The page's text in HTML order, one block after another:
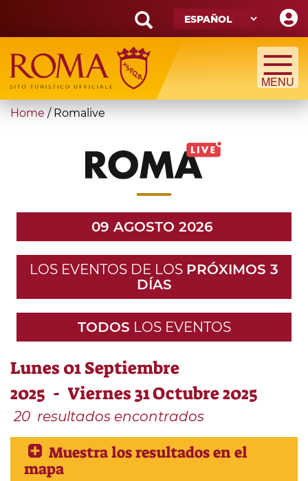
main
content
Search
form
Búsqueda
You
Home / Romalive
09 AGOSTO 2026
LOS EVENTOS DE LOS PRÓXIMOS 3
DÍAS
TODOS LOS EVENTOS
Lunes 01 Septiembre
2025 - Viernes 31 Octubre 2025
20 resultados encontrados
Muestra los resultados en el
mapa